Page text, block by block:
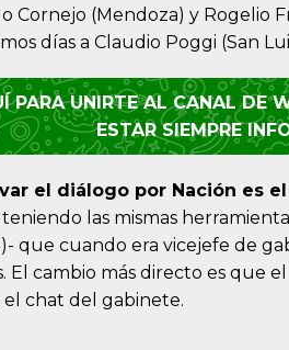
Cornejo (Mendoza) y Rogelio
días a Claudio Poggi (San
PARA UNIRTE AL CANAL DE
ESTAR SIEMPRE
el diálogo por Nación es
las mismas
que cuando era vicejefe de
El cambio más directo es que
chat del gabinete.